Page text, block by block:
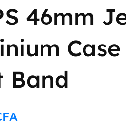
46mm
Band